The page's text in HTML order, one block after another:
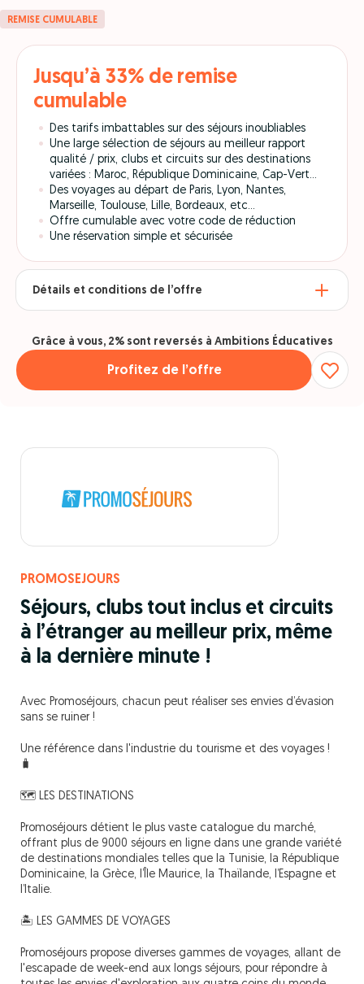
REMISE CUMULABLE
Jusqu’à 33% de remise
cumulable
Des tarifs imbattables sur des séjours inoubliables
Une large sélection de séjours au meilleur rapport
qualité / prix, clubs et circuits sur des destinations
variées : Maroc, République Dominicaine, Cap-Vert...
Des voyages au départ de Paris, Lyon, Nantes,
Marseille, Toulouse, Lille, Bordeaux, etc…
Offre cumulable avec votre code de réduction
Une réservation simple et sécurisée
Détails et conditions de l’offre
Profitez de l’offre
Grâce à vous, 2% sont reversés à Ambitions Éducatives
PROMOSEJOURS
Séjours, clubs tout inclus et circuits
à l’étranger au meilleur prix, même
à la dernière minute !
Avec Promoséjours, chacun peut réaliser ses envies d’évasion
sans se ruiner !
Une référence dans l'industrie du tourisme et des voyages !
🧳
🗺️ LES DESTINATIONS
Promoséjours détient le plus vaste catalogue du marché,
offrant plus de 9000 séjours en ligne dans une grande variété
de destinations mondiales telles que la Tunisie, la République
Dominicaine, la Grèce, l’Île Maurice, la Thaïlande, l’Espagne et
l’Italie.
🏝️ LES GAMMES DE VOYAGES
Promoséjours propose diverses gammes de voyages, allant de
l'escapade de week-end aux longs séjours, pour répondre à